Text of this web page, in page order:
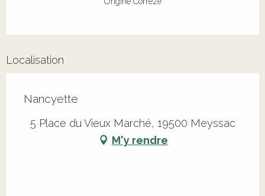
Localisation
Nancyette
5 Place du Vieux Marché, 19500 Meyssac
M'y rendre